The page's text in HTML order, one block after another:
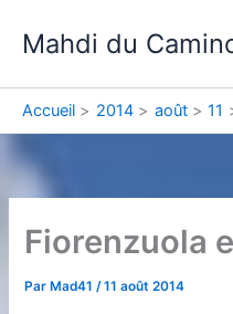
Mahdi du
Accueil 2014 août 11
Fiorenzuola
Par Mad41/11 août 2014